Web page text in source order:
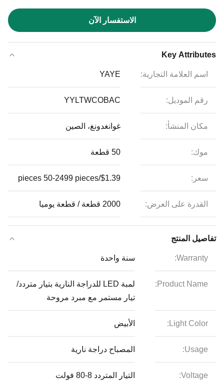
الاستفسار الآن
Key Attributes
اسم العلامة التجارية: YAYE
رقم الموديل: YYLTWCOBAC
مكان المنشأ: غوانغدونغ، الصين
موك: 50 قطعة
سعر: $1.39/pieces 50-2499 pieces
القدرة على العرض: 2000 قطعة / قطعة يوميا
تفاصيل المنتج
Warranty: سنة واحدة
Product Name:
لمبة LED للدراجة النارية بتيار متردد/
تيار مستمر مع مبرد مروحة
Light Color: الأبيض
Usage: المصباح دراجة نارية
Voltage: التيار المتردد 8-80 فولت